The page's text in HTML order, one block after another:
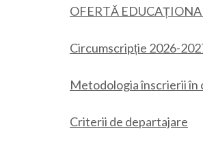
OFERTĂ
Circumscripție 2026-
Metodologia înscrierii în
Criterii de departajare